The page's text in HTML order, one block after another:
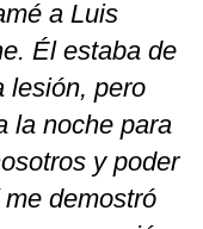
a Luis
Él estaba de
lesión, pero
la noche para
y poder
demostró